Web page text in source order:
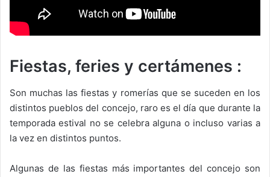
Fiestas, feries y certámenes :
Son muchas las fiestas y romerías que se suceden en los
distintos pueblos del concejo, raro es el día que durante la
temporada estival no se celebra alguna o incluso varias a
la vez en distintos puntos.
Algunas de las fiestas más importantes del concejo son